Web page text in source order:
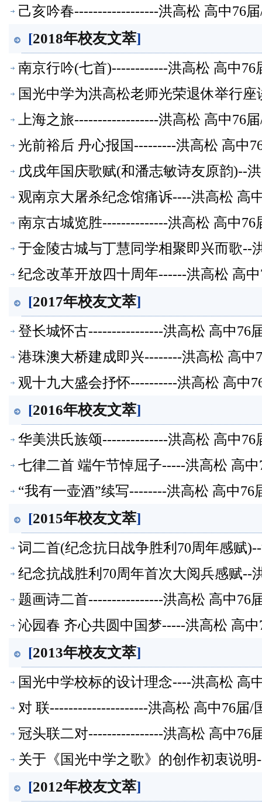
己亥吟春------------------洪高松 高中76
[2018年校友文萃]
南京行吟(七首)------------洪高松 高中
国光中学为洪高松老师光荣退休举行
上海之旅------------------洪高松 高中76
光前裕后 丹心报国---------洪高松 高中
戊戌年国庆歌赋(和潘志敏诗友原韵)--
观南京大屠杀纪念馆痛诉----洪高松 高
南京古城览胜--------------洪高松 高中
于金陵古城与丁慧同学相聚即兴而歌--
纪念改革开放四十周年------洪高松 高
[2017年校友文萃]
登长城怀古----------------洪高松 高中76
港珠澳大桥建成即兴--------洪高松 高
观十九大盛会抒怀----------洪高松 高中
[2016年校友文萃]
华美洪氏族颂--------------洪高松 高中
七律二首 端午节悼屈子-----洪高松 高
“我有一壶酒”续写--------洪高松 高中
[2015年校友文萃]
词二首(纪念抗日战争胜利70周年感赋
纪念抗战胜利70周年首次大阅兵感赋--
题画诗二首----------------洪高松 高中76
沁园春 齐心共圆中国梦-----洪高松 高
[2013年校友文萃]
国光中学校标的设计理念----洪高松 高
对 联---------------------洪高松 高中76届/
冠头联二对----------------洪高松 高中76
关于《国光中学之歌》的创作初衷说
[2012年校友文萃]